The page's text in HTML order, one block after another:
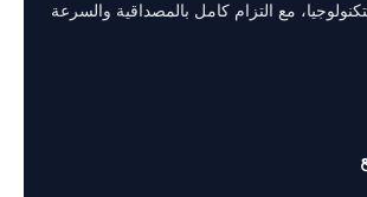
مع التزام كامل بالمصداقية والسرعة